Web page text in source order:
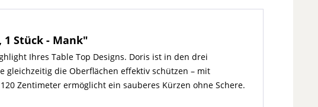
Stück - Mank"
Ihres Table Top Designs. Doris ist in den drei
gleichzeitig die Oberflächen effektiv schützen – mit
Zentimeter ermöglicht ein sauberes Kürzen ohne Schere.